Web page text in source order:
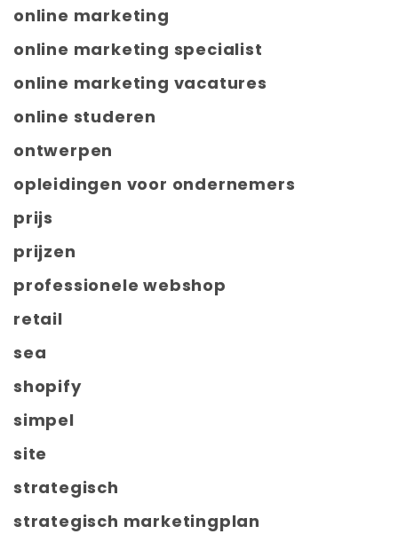
online marketing
online marketing specialist
online marketing vacatures
online studeren
ontwerpen
opleidingen voor ondernemers
prijs
prijzen
professionele webshop
retail
sea
shopify
simpel
site
strategisch
strategisch marketingplan